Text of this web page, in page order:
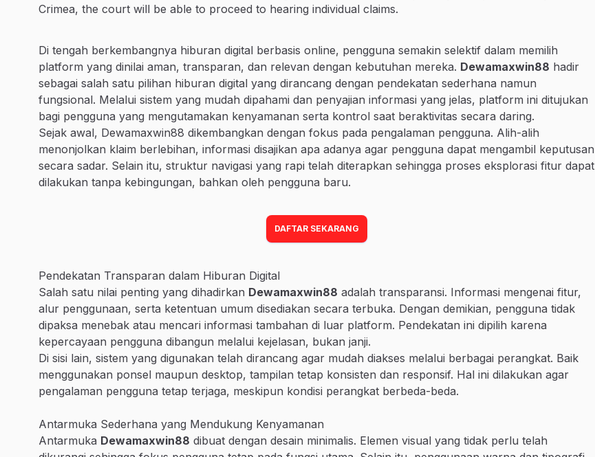
Crimea, the court will be able to proceed to hearing individual claims.
Di tengah berkembangnya hiburan digital berbasis online, pengguna semakin selektif dalam memilih
platform yang dinilai aman, transparan, dan relevan dengan kebutuhan mereka. Dewamaxwin88 hadir
sebagai salah satu pilihan hiburan digital yang dirancang dengan pendekatan sederhana namun
fungsional. Melalui sistem yang mudah dipahami dan penyajian informasi yang jelas, platform ini ditujukan
bagi pengguna yang mengutamakan kenyamanan serta kontrol saat beraktivitas secara daring.
Sejak awal, Dewamaxwin88 dikembangkan dengan fokus pada pengalaman pengguna. Alih-alih
menonjolkan klaim berlebihan, informasi disajikan apa adanya agar pengguna dapat mengambil keputusan
secara sadar. Selain itu, struktur navigasi yang rapi telah diterapkan sehingga proses eksplorasi fitur dapat
dilakukan tanpa kebingungan, bahkan oleh pengguna baru.
DAFTAR SEKARANG
Pendekatan Transparan dalam Hiburan Digital
Salah satu nilai penting yang dihadirkan Dewamaxwin88 adalah transparansi. Informasi mengenai fitur,
alur penggunaan, serta ketentuan umum disediakan secara terbuka. Dengan demikian, pengguna tidak
dipaksa menebak atau mencari informasi tambahan di luar platform. Pendekatan ini dipilih karena
kepercayaan pengguna dibangun melalui kejelasan, bukan janji.
Di sisi lain, sistem yang digunakan telah dirancang agar mudah diakses melalui berbagai perangkat. Baik
menggunakan ponsel maupun desktop, tampilan tetap konsisten dan responsif. Hal ini dilakukan agar
pengalaman pengguna tetap terjaga, meskipun kondisi perangkat berbeda-beda.
Antarmuka Sederhana yang Mendukung Kenyamanan
Antarmuka Dewamaxwin88 dibuat dengan desain minimalis. Elemen visual yang tidak perlu telah